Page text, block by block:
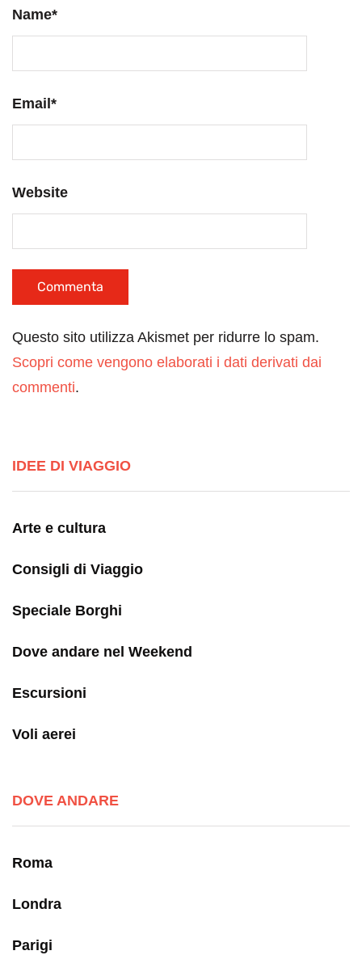
Name*
Email *
Website
Questo sito utilizza Akismet per ridurre lo spam.
Scopri come vengono elaborati i dati derivati dai
commenti.
IDEE DI VIAGGIO
Arte e cultura
Consigli di Viaggio
Speciale Borghi
Dove andare nel Weekend
Escursioni
Voli aerei
DOVE ANDARE
Roma
Londra
Parigi